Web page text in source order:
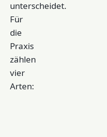
unterscheidet.
Für
die
Praxis
zählen
vier
Arten: